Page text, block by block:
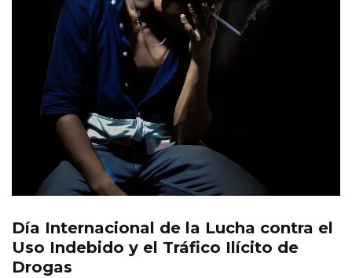
Efemérides
de Salud
Mental
Día Internacional de la Lucha contra el
Uso Indebido y el Tráfico Ilícito de
Drogas